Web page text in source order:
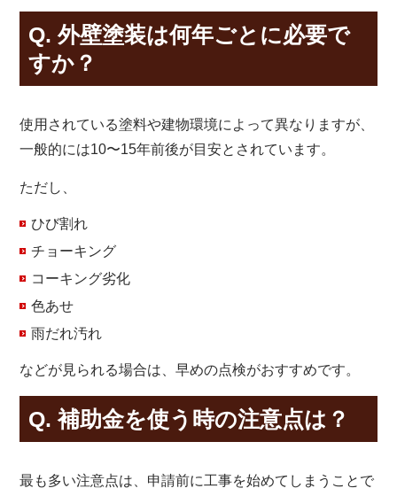
Q. 外壁塗装は何年ごとに必要で
すか？
使用されている塗料や建物環境によって異なりますが、
一般的には10〜15年前後が目安とされています。
ただし、
ひび割れ
チョーキング
コーキング劣化
色あせ
雨だれ汚れ
などが見られる場合は、早めの点検がおすすめです。
Q. 補助金を使う時の注意点は？
最も多い注意点は、申請前に工事を始めてしまうことで